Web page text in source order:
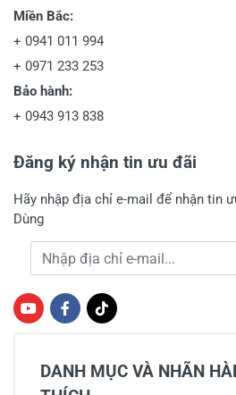
Miền Bắc:
+ 0941 011 994
+ 0971 233 253
Bảo hành:
+ 0943 913 838
Đăng ký nhận tin ưu đãi
Hãy nhập địa chỉ e-mail để nhận tin
Dùng
Địa chỉ e-mail
DANH MỤC VÀ NHÃN